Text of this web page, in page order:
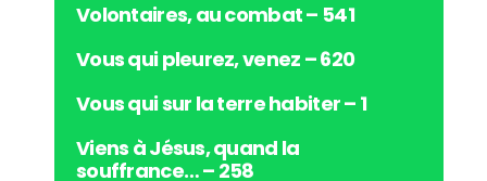
Volontaires, au combat – 541
Vous qui pleurez, venez – 620
Vous qui sur la terre habiter – 1
Viens à Jésus, quand la
souffrance… – 258